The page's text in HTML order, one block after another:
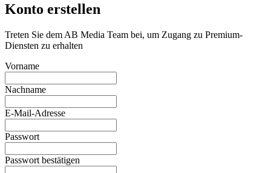
Konto erstellen
Treten Sie dem AB Media Team bei, um Zugang zu Premium-
Diensten zu erhalten
Vorname
Nachname
E-Mail-Adresse
Passwort
Passwort bestätigen